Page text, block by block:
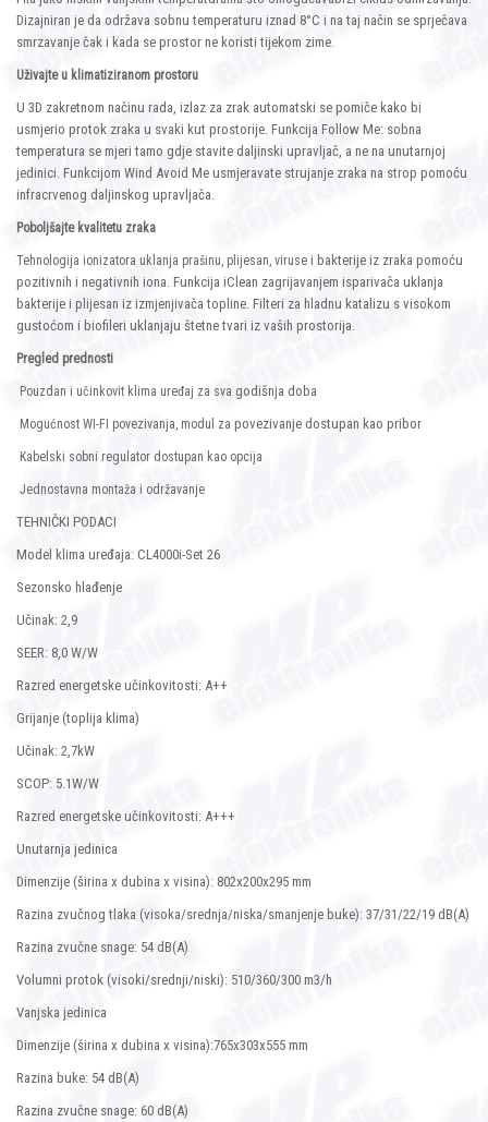
Dizajniran je da održava sobnu temperaturu iznad 8°C i na taj način se sprječava
smrzavanje čak i kada se prostor ne koristi tijekom zime.
Uživajte u klimatiziranom prostoru
U 3D zakretnom načinu rada, izlaz za zrak automatski se pomiče kako bi
usmjerio protok zraka u svaki kut prostorije. Funkcija Follow Me: sobna
temperatura se mjeri tamo gdje stavite daljinski upravljač, a ne na unutarnjoj
jedinici. Funkcijom Wind Avoid Me usmjeravate strujanje zraka na strop pomoću
infracrvenog daljinskog upravljača.
Poboljšajte kvalitetu zraka
Tehnologija ionizatora uklanja prašinu, plijesan, viruse i bakterije iz zraka pomoću
pozitivnih i negativnih iona. Funkcija iClean zagrijavanjem isparivača uklanja
bakterije i plijesan iz izmjenjivača topline. Filteri za hladnu katalizu s visokom
gustoćom i biofileri uklanjaju štetne tvari iz vaših prostorija.
Pregled prednosti
Pouzdan i učinkovit klima uređaj za sva godišnja doba
Mogućnost WI-FI povezivanja, modul za povezivanje dostupan kao pribor
Kabelski sobni regulator dostupan kao opcija
Jednostavna montaža i održavanje
TEHNIČKI PODACI
Model klima uređaja: CL4000i-Set 26
Sezonsko hlađenje
Učinak: 2,9
SEER: 8,0 W/W
Razred energetske učinkovitosti: A++
Grijanje (toplija klima)
Učinak: 2,7kW
SCOP: 5.1W/W
Razred energetske učinkovitosti: A+++
Unutarnja jedinica
Dimenzije (širina x dubina x visina): 802x200x295 mm
Razina zvučnog tlaka (visoka/srednja/niska/smanjenje buke): 37/31/22/19 dB(A)
Razina zvučne snage: 54 dB(A)
Volumni protok (visoki/srednji/niski): 510/360/300 m3/h
Vanjska jedinica
Dimenzije (širina x dubina x visina):765x303x555 mm
Razina buke: 54 dB(A)
Razina zvučne snage: 60 dB(A)